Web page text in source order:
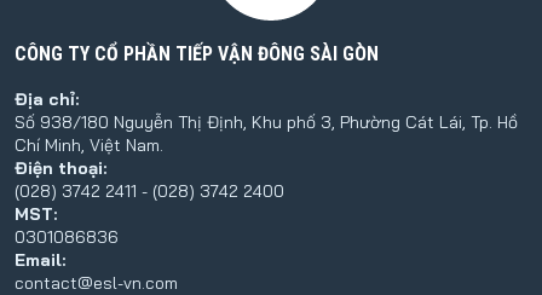
CÔNG TY CỔ PHẦN TIẾP VẬN ĐÔNG SÀI GÒN
Địa chỉ:
Số 938/180 Nguyễn Thị Định, Khu phố 3, Phường Cát Lái, Tp. Hồ
Chí Minh, Việt Nam.
Điện thoại:
(028) 3742 2411 - (028) 3742 2400
MST:
0301086836
Email:
contact@esl-vn.com